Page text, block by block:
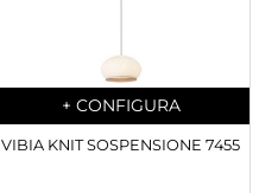
Quantità
+ CONFIGURA
VIBIA KNIT SOSPENSIONE 7455